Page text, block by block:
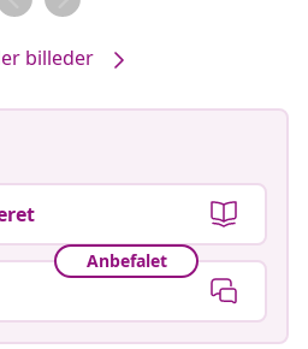
billeder
Anbefalet